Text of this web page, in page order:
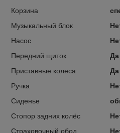
Корзина
Музыкальный блок
Насос
Передний щиток
Да
Приставные колеса
Да
Ручка
Сиденье
Стопор задних колёс
Страховочный обод